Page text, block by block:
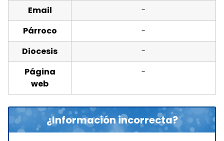
Email
-
Párroco
-
Diocesis
-
Página
web
-
¿Información incorrecta?